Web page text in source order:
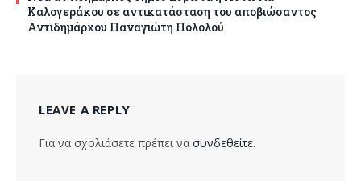
Καλογεράκου σε αντικατάσταση του αποβιώσαντος
Αντιδημάρχου Παναγιώτη Πολολού
LEAVE A REPLY
Για να σχολιάσετε πρέπει να συνδεθείτε.